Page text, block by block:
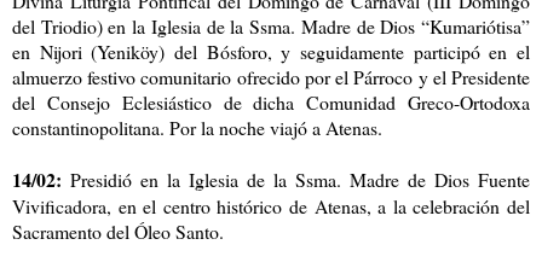
del Triodio) en la Iglesia de la Ssma. Madre de Dios “Kumariótisa”
en Nijori (Yeniköy) del Bósforo, y seguidamente participó en el
almuerzo festivo comunitario ofrecido por el Párroco y el Presidente
del Consejo Eclesiástico de dicha Comunidad Greco-Ortodoxa
constantinopolitana. Por la noche viajó a Atenas.
14/02: Presidió en la Iglesia de la Ssma. Madre de Dios Fuente
Vivificadora, en el centro histórico de Atenas, a la celebración del
Sacramento del Óleo Santo.